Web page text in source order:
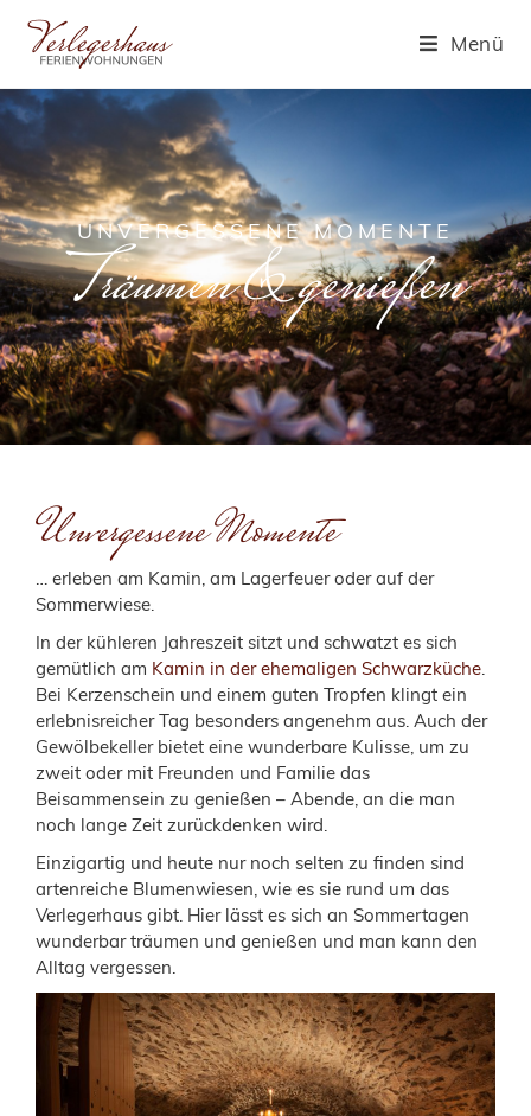
Menü
UNVERGESSENE MOMENTE
Träumen & genießen
Unvergessene Momente
… erleben am Kamin, am Lagerfeuer oder auf der
Sommerwiese.
In der kühleren Jahreszeit sitzt und schwatzt es sich
gemütlich am Kamin in der ehemaligen Schwarzküche.
Bei Kerzenschein und einem guten Tropfen klingt ein
erlebnisreicher Tag besonders angenehm aus. Auch der
Gewölbekeller bietet eine wunderbare Kulisse, um zu
zweit oder mit Freunden und Familie das
Beisammensein zu genießen – Abende, an die man
noch lange Zeit zurückdenken wird.
Einzigartig und heute nur noch selten zu finden sind
artenreiche Blumenwiesen, wie es sie rund um das
Verlegerhaus gibt. Hier lässt es sich an Sommertagen
wunderbar träumen und genießen und man kann den
Alltag vergessen.